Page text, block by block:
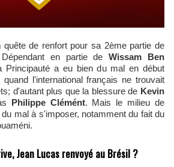
de renfort pour sa 2ème partie de
en partie deWissam Ben
Principauté a eu bien du mal en début
l'international français ne trouvait
d'autant plus que la blessure de Kevin
Philippe Clémént. Mais le milieu de
mal à s'imposer, notamment du fait du
Jean Lucas renvoyé au Brésil ?